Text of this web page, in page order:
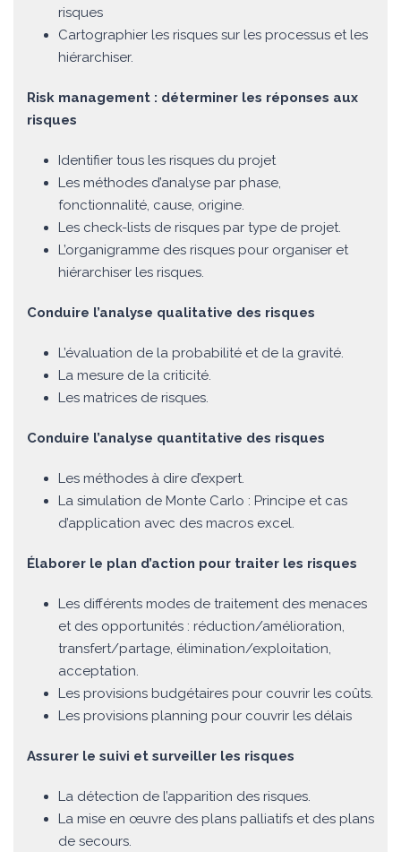
risques
Cartographier les risques sur les processus et les
hiérarchiser.
Risk management : déterminer les réponses aux
risques
Identifier tous les risques du projet
Les méthodes d’analyse par phase,
fonctionnalité, cause, origine.
Les check-lists de risques par type de projet.
L’organigramme des risques pour organiser et
hiérarchiser les risques.
Conduire l’analyse qualitative des risques
L’évaluation de la probabilité et de la gravité.
La mesure de la criticité.
Les matrices de risques.
Conduire l’analyse quantitative des risques
Les méthodes à dire d’expert.
La simulation de Monte Carlo : Principe et cas
d’application avec des macros excel.
Élaborer le plan d’action pour traiter les risques
Les différents modes de traitement des menaces
et des opportunités : réduction/amélioration,
transfert/partage, élimination/exploitation,
acceptation.
Les provisions budgétaires pour couvrir les coûts.
Les provisions planning pour couvrir les délais
Assurer le suivi et surveiller les risques
La détection de l’apparition des risques.
La mise en œuvre des plans palliatifs et des plans
de secours.